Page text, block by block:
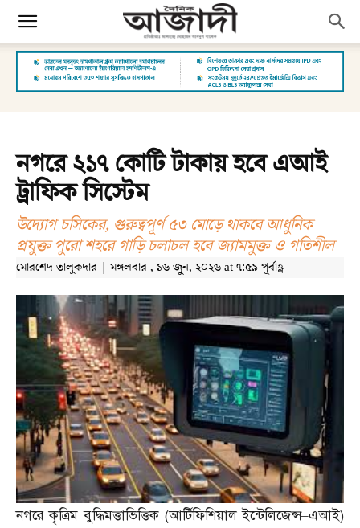
নগরে ২১৭ কোটি টাকায় হবে এআই
ট্রাফিক সিস্টেম
উদ্যোগ চসিকের, গুরুত্বপূর্ণ ৫৩ মোড়ে থাকবে আধুনিক
প্রযুক্ত পুরো শহরে গাড়ি চলাচল হবে জ্যামমুক্ত ও গতিশীল
মোরশেদ তালুকদার | মঙ্গলবার , ১৬ জুন, ২০২৬ at ৭:৫৯ পূর্বাহ্ণ
নগরে কৃত্রিম বুদ্ধিমত্তাভিত্তিক (আর্টিফিশিয়াল ইন্টেলিজেন্স–এআই)